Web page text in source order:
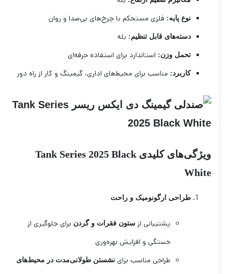
نوع پایه:فلزی مستحکم با چرخ‌های بی‌صدا و روان
دسته‌های قابل تنظیم:بله
تحمل وزن:استاندارد برای استفاده حرفه‌ای
کاربرد: مناسب برای محیط‌های اداری، گیمینگ و کار از راه دور
ویژگی‌های کلیدی Tank Series 2025 Black
White
طراحی ارگونومیک و راحت
پشتیبانی از ستون فقرات و گردنبرای جلوگیری از
خستگی و افزایش بهره‌وری
طراحی مناسب براینشستن طولانی‌مدت در محیط‌های